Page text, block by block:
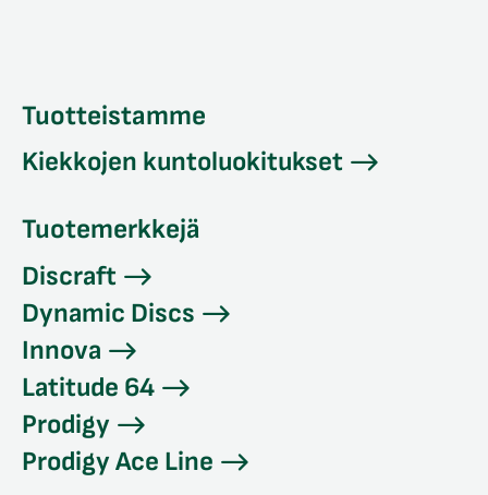
Tuotteistamme
Kiekkojen kuntoluokitukset
Tuotemerkkejä
Discraft
Dynamic Discs
Innova
Latitude 64
Prodigy
Prodigy Ace Line